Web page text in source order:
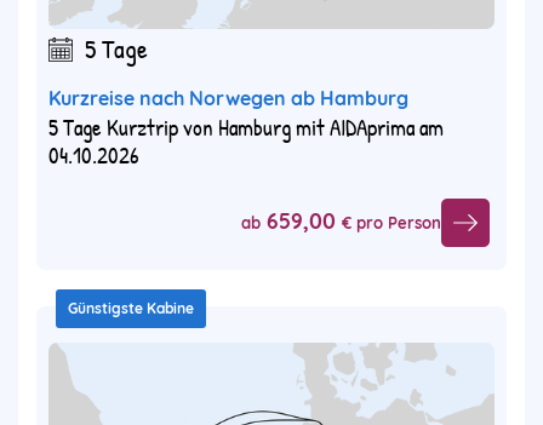
5 Tage
Kurzreise nach Norwegen ab Hamburg
5 Tage Kurztrip von Hamburg mit AIDAprima am
04.10.2026
ab 659,00 € pro Person
Günstigste Kabine